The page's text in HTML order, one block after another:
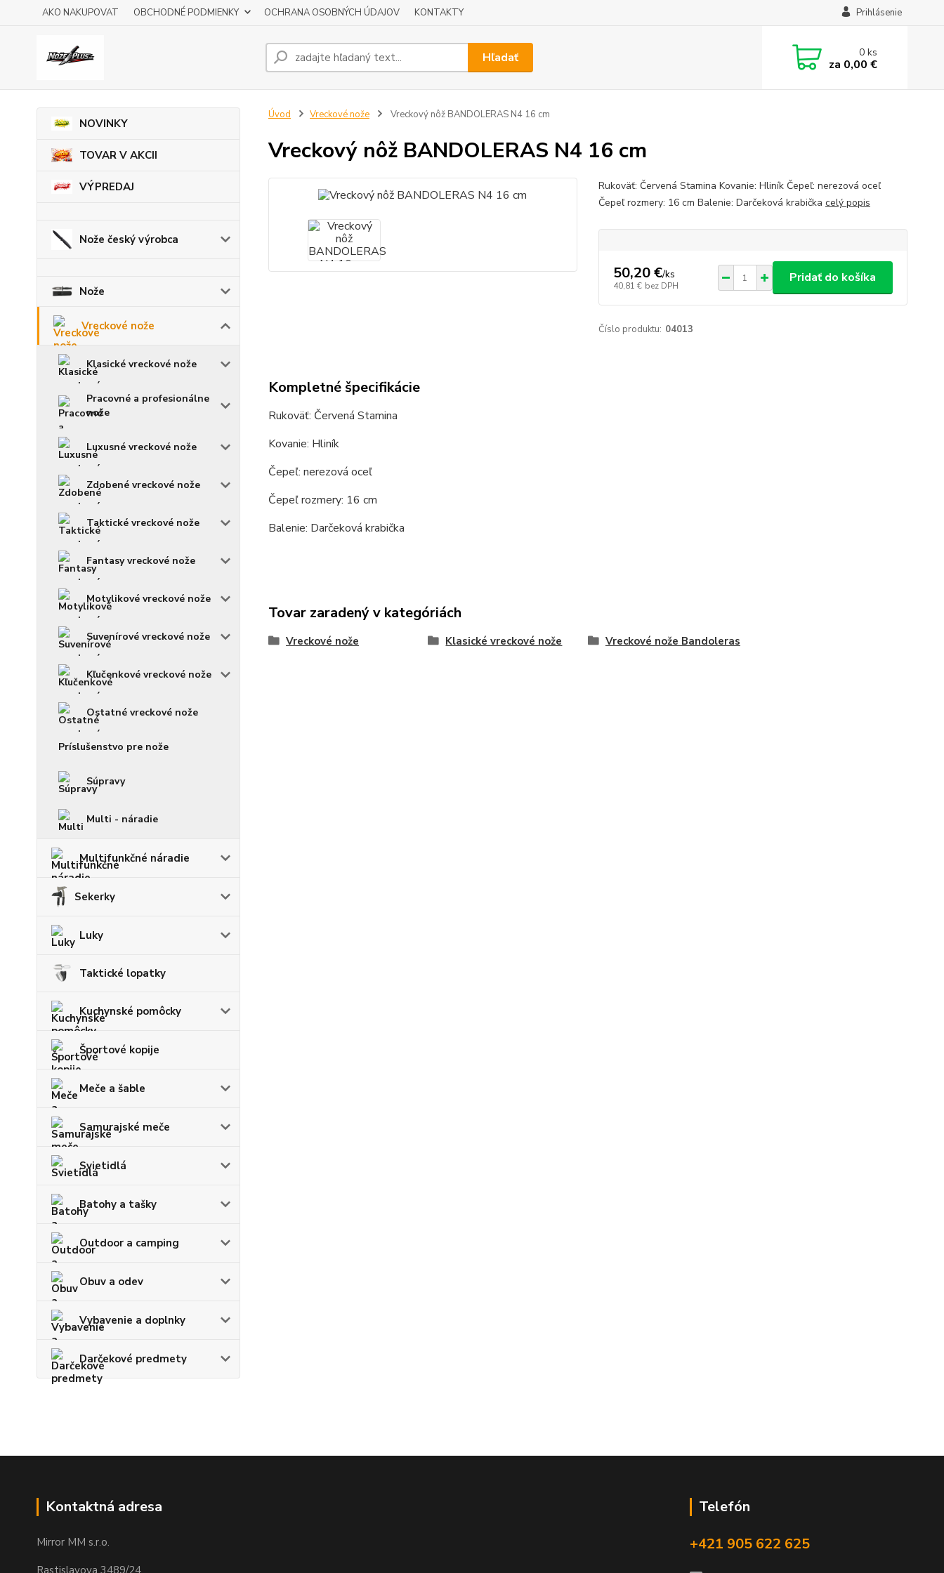
AKO NAKUPOVAT OBCHODNÉ PODMIENKY OCHRANA OSOBNÝCH ÚDAJOV KONTAKTY Prihlásenie
Hľadať 0ks
za 0,00 €
NOVINKY
TOVAR V AKCII
VÝPREDAJ
Nože český výrobca
Nože
Vreckové nože
Klasické vreckové nože
Pracovné a profesionálne
nože
Luxusné vreckové nože
Zdobené vreckové nože
Taktické vreckové nože
Fantasy vreckové nože
Motylikové vreckové nože
Suvenírové vreckové nože
Kľučenkové vreckové nože
Ostatné vreckové nože
Príslušenstvo pre nože
Súpravy
Multi - náradie
Multifunkčné náradie
Sekerky
Luky
Taktické lopatky
Kuchynské pomôcky
Športové kopije
Meče a šable
Samurajské meče
Svietidlá
Batohy a tašky
Outdoor a camping
Obuv a odev
Vybavenie a doplnky
Darčekové predmety
Úvod Vreckové nože Vreckový nôž BANDOLERAS N4 16 cm
Vreckový nôž BANDOLERAS N4 16 cm
Rukoväť: Červená Stamina Kovanie: Hliník Čepeľ: nerezová oceľ
Čepeľ rozmery: 16 cm Balenie: Darčeková krabička celý popis
50,20 €/ks
40,81 € bez DPH
Pridať do košíka
Číslo produktu: 04013
Kompletné špecifikácie
Rukoväť: Červená Stamina
Kovanie: Hliník
Čepeľ: nerezová oceľ
Čepeľ rozmery: 16 cm
Balenie: Darčeková krabička
Tovar zaradený v kategóriách
Vreckové nože Klasické vreckové nože Vreckové nože Bandoleras
Kontaktná adresa
Mirror MM s.r.o.
Rastislavova 3489/24
Telefón
+421 905 622 625